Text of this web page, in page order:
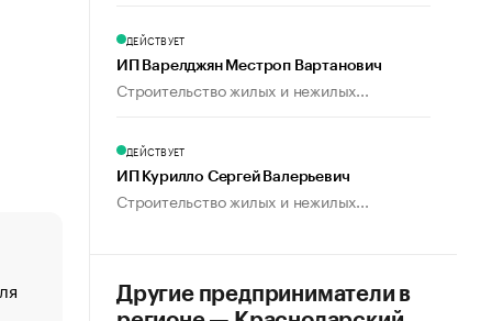
«От спорта тело стареет иначе». Как живет глава
создавшей GTA
ДЕЙСТВУЕТ
ИП Варелджян Местроп Вартанович
Строительство жилых и нежилых...
ДЕЙСТВУЕТ
ИП Курилло Сергей Валерьевич
Строительство жилых и нежилых...
Другие предприниматели в